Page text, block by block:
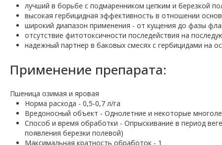
лучший в борьбе с подмаренником цепким и березкой
высокая гербицидная эффективность в отношении
широкий диапазон применения - от кущения до фазы
отсутствие фитотоксичности последействия на
надежный партнер в баковых смесях с гербицидами на
Применение препарата:
Пшеница озимая и яровая
Норма расхода - 0,5-0,7 л/га
Вредоносный объект - Однолетние и некоторые
Способ и время обработки - Опрыскивание в период
появления березки полевой)
Максимальная кратность обработок - 1